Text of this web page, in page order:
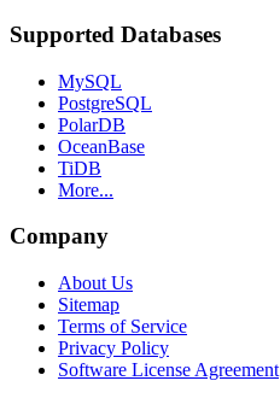
Supported Databases
MySQL
PostgreSQL
PolarDB
OceanBase
TiDB
More...
Company
About Us
Sitemap
Terms of Service
Privacy Policy
Software License Agreement